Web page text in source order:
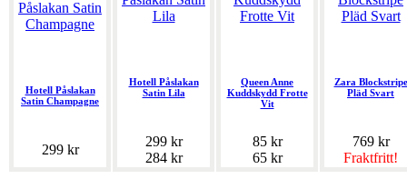
Hotell Påslakan
Satin Champagne
299 kr
Hotell Påslakan
Satin Lila
299 kr
284 kr
Queen Anne
Kuddskydd Frotte
Vit
85 kr
65 kr
Zara Blockstripe
Pläd Svart
769 kr
Fraktfritt!